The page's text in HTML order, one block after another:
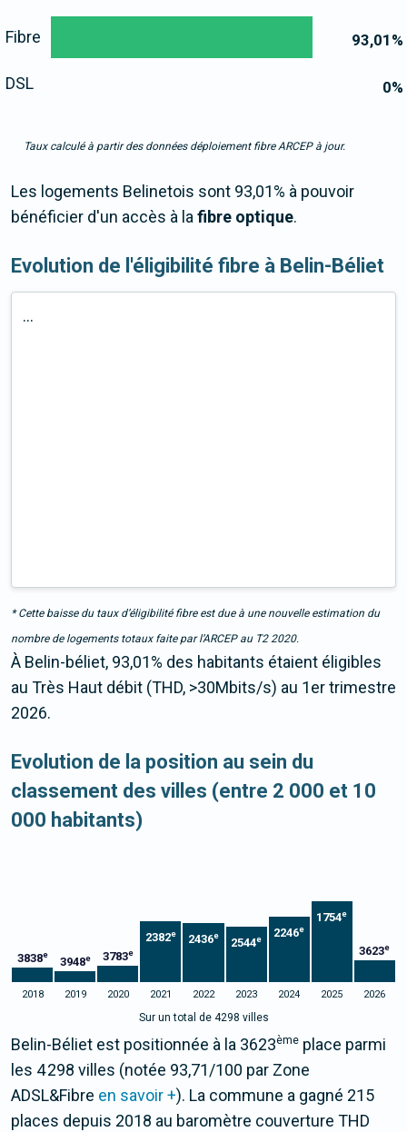
93,01 %
0%
Fibre
DSL
Taux calculé à partir des données déploiement fibre ARCEP à jour.
Les logements Belinetois sont 93,01% à pouvoir
bénéficier d'un accès à lafibre optique.
Evolution de l'éligibilité fibre à Belin-Béliet
...
* Cette baisse du taux d’éligibilité fibre est due à une nouvelle estimation du
nombre de logements totaux faite par l’ARCEP au T2 2020.
À Belin-béliet, 93,01% des habitants étaient éligibles
au Très Haut débit (THD, >30Mbits/s) au 1er trimestre
2026.
Evolution de la position au sein du
classement des villes (entre 2 000 et 10
000 habitants)
3838e
3948e 3783e
2382e 2436e
2544e 2246e
1754e
3623e
2018 2019 2020 2021 2022 2023 2024 2025 2026
Sur un total de 4298 villes
Belin-Béliet est positionnée à la 3623ème place parmi
les 4 298 villes (notée 93,71/100 par Zone
ADSL&Fibre en savoir +). La commune a gagné 215
places depuis 2018 au baromètre couverture THD